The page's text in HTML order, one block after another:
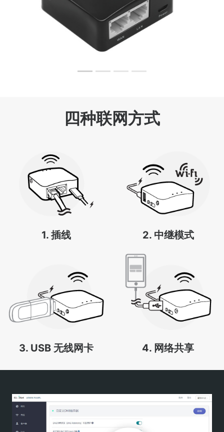
四种联网方式
1. 插线 2. 中继模式
3. USB 无线网卡 4. 网络共享